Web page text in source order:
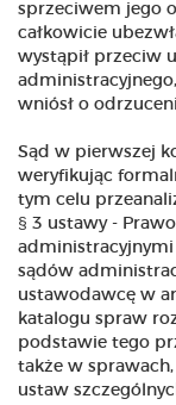
sprzeciwem jego
całkowicie
wystąpił przeciw
wniósł o
Sąd w pierwszej
weryfikując
tym celu
§ 3 ustawy -
administracyjnymi
sądów
ustawodawcę w
katalogu spraw
podstawie tego
także w
ustaw